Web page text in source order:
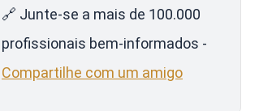
🔗 Junte-se a mais de 100.000
profissionais bem-informados -
Compartilhe com um amigo